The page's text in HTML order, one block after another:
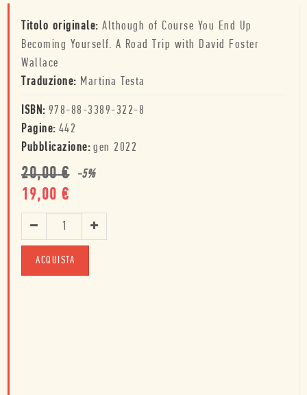
Titolo originale: Although of Course You End Up
Becoming Yourself. A Road Trip with David Foster
Wallace
Traduzione: Martina Testa
ISBN: 978-88-3389-322-8
Pagine: 442
Pubblicazione: gen 2022
20,00€ -5%
19,00 €
ACQUISTA